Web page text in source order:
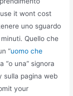
it wont cost
uno sguardo
Quello che
“uomo che
“o una” signora
sulla pagina web
your